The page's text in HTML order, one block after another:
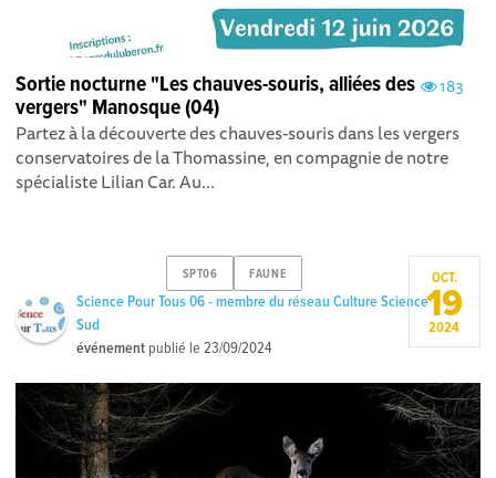
183
Sortie nocturne "Les chauves-souris, alliées des
vergers" Manosque (04)
Partez à la découverte des chauves-souris dans les vergers
conservatoires de la Thomassine, en compagnie de notre
spécialiste Lilian Car. Au...
SPT06 FAUNE
Science Pour Tous 06 - membre du réseau Culture Science
Sud
événement publié le23/09/2024
OCT.
19
2024